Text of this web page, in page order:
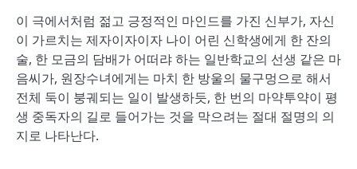
이 극에서처럼 젊고 긍정적인 마인드를 가진 신부가, 자신
이 가르치는 제자이자이자 나이 어린 신학생에게 한 잔의
술, 한 모금의 담배가 어떠랴 하는 일반학교의 선생 같은 마
음씨가, 원장수녀에게는 마치 한 방울의 물구멍으로 해서
전체 둑이 붕궤되는 일이 발생하듯, 한 번의 마약투약이 평
생 중독자의 길로 들어가는 것을 막으려는 절대 절명의 의
지로 나타난다.